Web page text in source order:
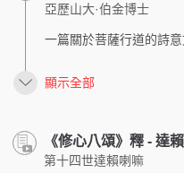
亞歷山大·伯金博士
一篇關於菩薩行道的詩
顯示全部
《修心八頌》釋 - 達
第十四世達賴喇嘛